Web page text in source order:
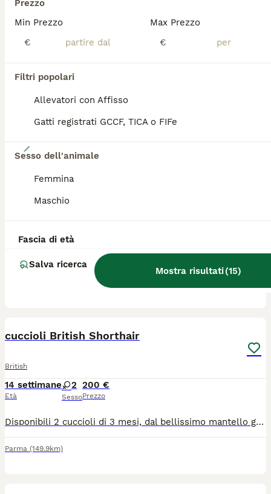
Prezzo
Min Prezzo
€
Max Prezzo
€
Filtri popolari
Allevatori con Affisso
Gatti registrati GCCF, TICA o FIFe
Sesso dell'animale
Femmina
Maschio
Fascia di età
Salva ricerca
Mostra risultati(15)
L'allevamento TudoriCat dispone dei meravigliosi cuccioli BRITISH GOLDEN SHORTHAIR di una razza e colorazione molto rara e ricercata In Italia. I gattini sono cresciuti in casa con noi per garantire un carattere dolcissimo, socievole ed equilibrato. SALUTE E GARANZIE DEI GENITORI I nostri riproduttori sono selezionati con la massima attenzione alla salute e dotati di certificati ufficiali, PKD-negativo,fiv/felv-negativo,ECOCARDIO PERFETTO!
cuccioli British Shorthair
British
14 settimane
Età
2
Sesso
200 €
Prezzo
Disponibili 2 cuccioli di 3 mesi, dal bellissimo mantello grigio chiaro. Sono cresciuti in ambiente familiare, abituati al contatto con le persone, dolci, affettuosi, socievoli e giocherelloni. ✔️ Abituati alla lettiera ✔️ Mangiano autonomamente ✔️ Genitori visibili in foto ✔️ Disponibili foto di mamma, papà e nonni su richiesta
Parma (149.9km)